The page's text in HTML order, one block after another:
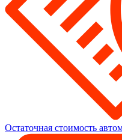
Остаточная стоимость